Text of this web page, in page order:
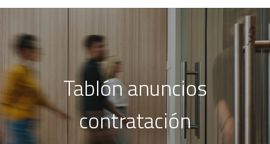
Tablón anuncios
contratación